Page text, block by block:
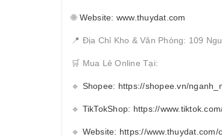
🌐 Website: www.thuydat.com
📍 Địa Chỉ Kho & Văn Phòng: 109
🛒 Mua Lẻ Online Tại:
🔹 Shopee: https://shopee.vn/
🔹 TikTokShop: https://
🔹 Website: https://www.thuydat.com/